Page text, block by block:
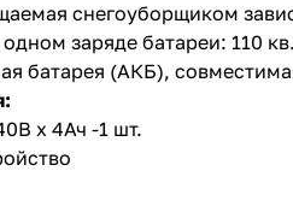
снегоуборщиком
заряде батареи: 110
батарея (АКБ),
х 4Ач -1 шт.